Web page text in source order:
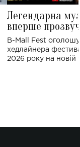
Легендарна
вперше
Україні: де
B-Mall Fest
хедлайнера
2026 року на новій